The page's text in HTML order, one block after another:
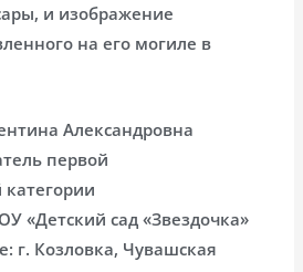
и изображение
на его могиле в
Александровна
первой
«Детский сад «Звездочка»
г. Козловка, Чувашская